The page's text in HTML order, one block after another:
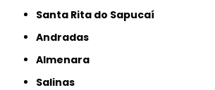
Santa Rita do Sapucaí
Andradas
Almenara
Salinas